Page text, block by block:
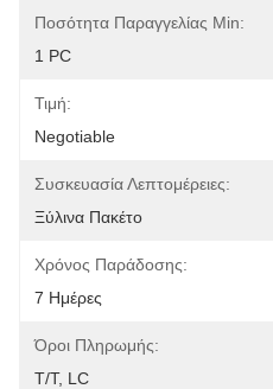
Ποσότητα Παραγγελίας Min:
1 PC
Τιμή:
Negotiable
Συσκευασία Λεπτομέρειες:
Ξύλινα Πακέτο
Χρόνος Παράδοσης:
7 Ημέρες
Όροι Πληρωμής:
T/T, LC